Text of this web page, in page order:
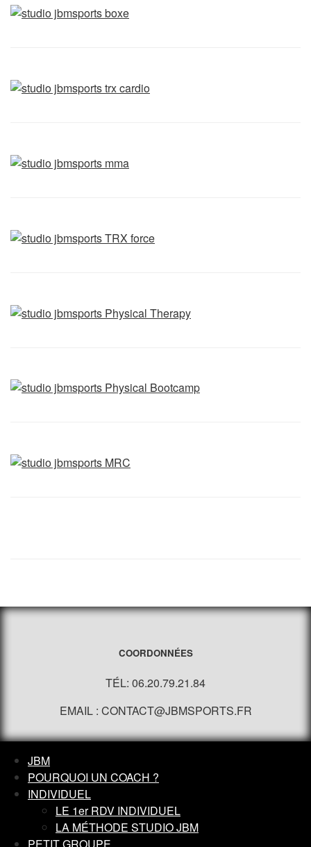
COORDONNÉES
TÉL: 06.20.79.21.84
EMAIL : CONTACT@JBMSPORTS.FR
JBM
POURQUOI UN COACH ?
INDIVIDUEL
LE 1er RDV INDIVIDUEL
LA MÉTHODE STUDIO JBM